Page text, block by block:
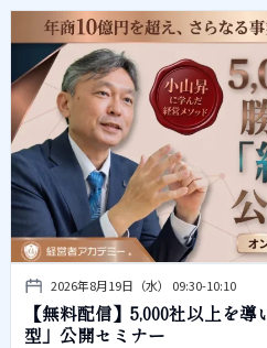
2026年8月19日（水） 09:30-10:10
【無料配信】5,000社以上を
型」公開セミナー